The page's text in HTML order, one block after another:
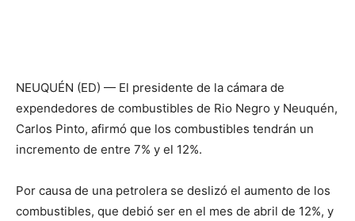
NEUQUÉN (ED) — El presidente de la cámara de
expendedores de combustibles de Rio Negro y Neuquén,
Carlos Pinto, afirmó que los combustibles tendrán un
incremento de entre 7% y el 12%.
Por causa de una petrolera se deslizó el aumento de los
combustibles, que debió ser en el mes de abril de 12%, y